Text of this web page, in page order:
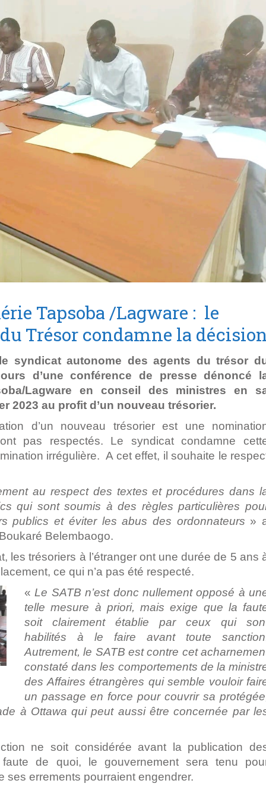
Tapsoba /Lagware : le
Trésor condamne la
syndicat autonome des agents du trésor
d’une conférence de presse dénoncé
Lagware en conseil des ministres en
2023 au profit d’un nouveau trésorier.
d’un nouveau trésorier est une
pas respectés. Le syndicat condamne
irrégulière. A cet effet, il souhaite le
au respect des textes et procédures dans
qui sont soumis à des règles particulières
publics et éviter les abus des ordonnateurs »
Belembaogo.
les trésoriers à l’étranger ont une durée de 5 ans
ce qui n’a pas été respecté.
« Le SATB n’est donc nullement opposé à
telle mesure à priori, mais exige que la
soit clairement établie par ceux qui
habilités à le faire avant toute
Autrement, le SATB est contre cet
constaté dans les comportements de la
des Affaires étrangères qui semble vouloir
un passage en force pour couvrir sa
à Ottawa qui peut aussi être concernée par
ne soit considérée avant la publication
faute de quoi, le gouvernement sera tenu
ses errements pourraient engendrer.